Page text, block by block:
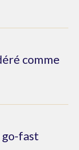
comme
fast